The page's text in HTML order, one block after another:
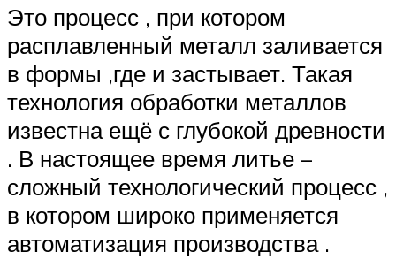
Это процесс , при котором
расплавленный металл заливается
в формы ,где и застывает. Такая
технология обработки металлов
известна ещё с глубокой древности
. В настоящее время литье –
сложный технологический процесс ,
в котором широко применяется
автоматизация производства .